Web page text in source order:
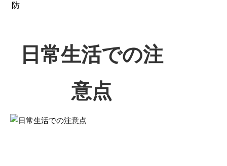
防
日常生活での注
意点